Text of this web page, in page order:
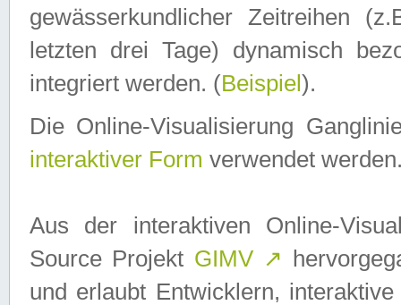
gewässerkundlicher Zeitreihen
letzten drei Tage) dynamisch
integriert werden. (Beispiel ).
Die Online-Visualisierung
interaktiver Form verwendet
Aus der interaktiven Online-
Source Projekt GIMV ↗
und erlaubt Entwicklern,